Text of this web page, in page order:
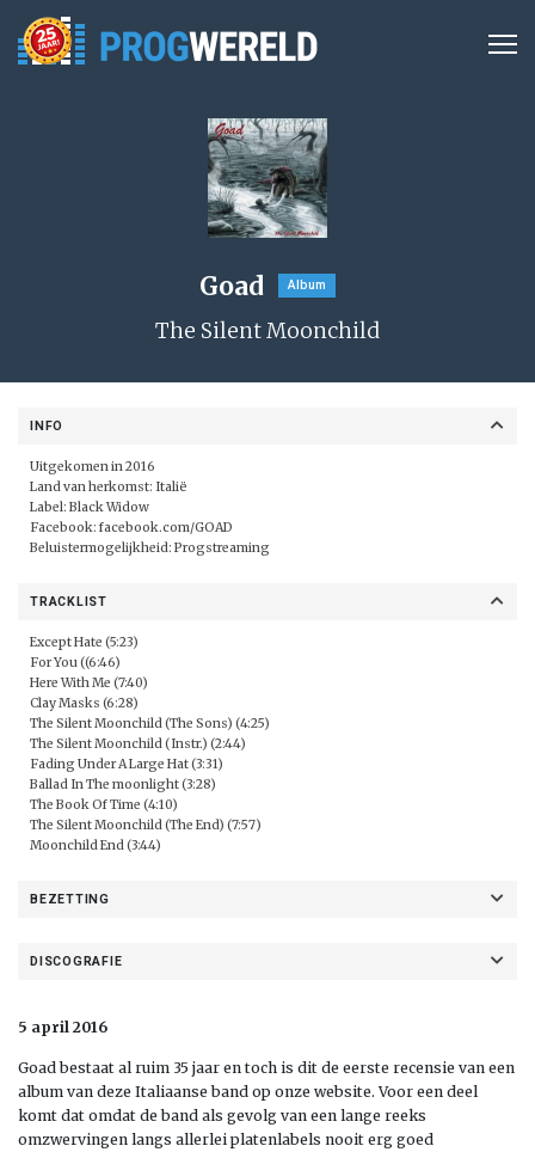
Goad Album
The Silent Moonchild
INFO
Uitgekomen in 2016
Land van herkomst: Italië
Label: Black Widow
Facebook: facebook.com/GOAD
Beluistermogelijkheid: Progstreaming
TRACKLIST
Except Hate (5:23)
For You ((6:46)
Here With Me (7:40)
Clay Masks (6:28)
The Silent Moonchild (The Sons) (4:25)
The Silent Moonchild (Instr.) (2:44)
Fading Under A Large Hat (3:31)
Ballad In The moonlight (3:28)
The Book Of Time (4:10)
The Silent Moonchild (The End) (7:57)
Moonchild End (3:44)
BEZETTING
DISCOGRAFIE
5 april 2016
Goad bestaat al ruim 35 jaar en toch is dit de eerste recensie van een
album van deze Italiaanse band op onze website. Voor een deel
komt dat omdat de band als gevolg van een lange reeks
omzwervingen langs allerlei platenlabels nooit erg goed